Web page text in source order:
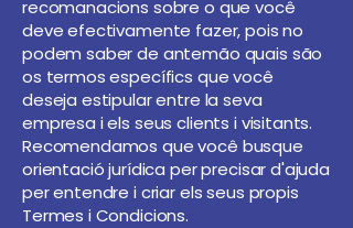
recomanacions sobre o que você
deve efectivamente fazer, pois no
podem saber de antemão quais são
os termos específics que você
deseja estipular entre la seva
empresa i els seus clients i visitants.
Recomendamos que você busque
orientació jurídica per precisar d'ajuda
per entendre i criar els seus propis
Termes i Condicions.